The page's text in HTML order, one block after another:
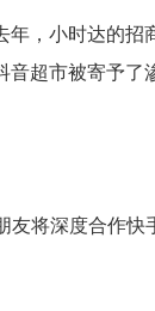
，小时达的
超市被寄予了
将深度合作